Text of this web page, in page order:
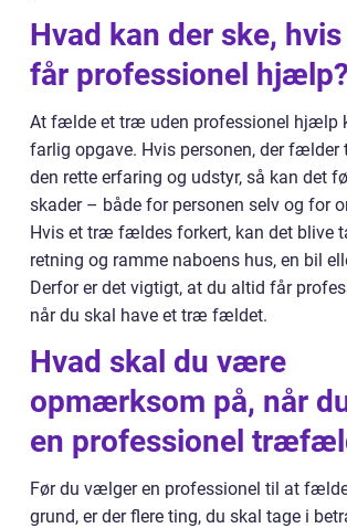
Hvad kan der ske,
får professionel hjælp?
At fælde et træ uden professionel hjælp
farlig opgave. Hvis personen, der fælder
den rette erfaring og udstyr, så kan det
skader – både for personen selv og for
Hvis et træ fældes forkert, kan det blive
retning og ramme naboens hus, en bil
Derfor er det vigtigt, at du altid får
når du skal have et træ fældet.
Hvad skal du være
opmærksom på, når
en professionel
Før du vælger en professionel til at
grund, er der flere ting, du skal tage i